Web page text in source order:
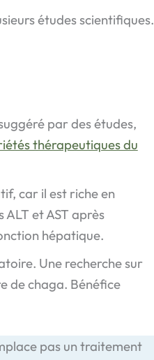
études scientifiques.
par des études,
thérapeutiques du
car il est riche en
et AST après
hépatique.
Une recherche sur
de chaga. Bénéfice
pas un traitement